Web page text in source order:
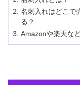
名刺入れはどこで
る？
Amazonや楽天な